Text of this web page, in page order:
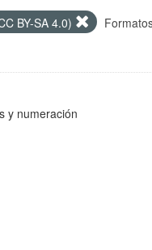
BY-SA 4.0)
y numeración